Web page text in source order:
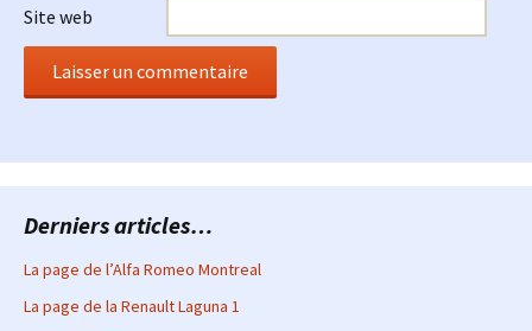
Site web
Derniers articles…
La page de l’Alfa Romeo Montreal
La page de la Renault Laguna 1